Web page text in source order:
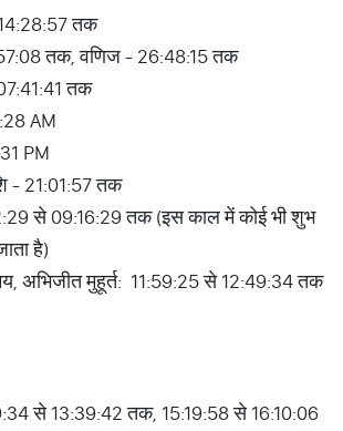
तक
तक, वणिज - 26:48:15 तक
तक
AM
PM
- 21:01:57 तक
से 09:16:29 तक (इस काल में कोई भी शुभ
है)
अभिजीत मुहूर्त: 11:59:25 से 12:49:34 तक
से 13:39:42 तक, 15:19:58 से 16:10:06